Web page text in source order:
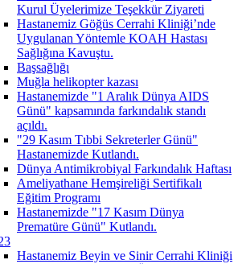
Kurul Üyelerimize Teşekkür Ziyareti
Hastanemiz Göğüs Cerrahi Kliniği’nde
Uygulanan Yöntemle KOAH Hastası
Sağlığına Kavuştu.
Başsağlığı
Muğla helikopter kazası
Hastanemizde "1 Aralık Dünya AIDS
Günü" kapsamında farkındalık standı
açıldı.
"29 Kasım Tıbbi Sekreterler Günü"
Hastanemizde Kutlandı.
Dünya Antimikrobiyal Farkındalık Haftası
Ameliyathane Hemşireliği Sertifikalı
Eğitim Programı
Hastanemizde "17 Kasım Dünya
Prematüre Günü" Kutlandı.
Hastanemiz Beyin ve Sinir Cerrahi Kliniği